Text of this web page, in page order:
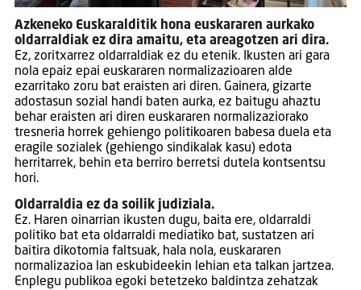
Azkeneko Euskaralditik hona euskararen aurkako
oldarraldiak ez dira amaitu, eta areagotzen ari dira.
Ez, zoritxarrez oldarraldiak ez du etenik. Ikusten ari gara
nola epaiz epai euskararen normalizazioaren alde
ezarritako zoru bat eraisten ari diren. Gainera, gizarte
adostasun sozial handi baten aurka, ez baitugu ahaztu
behar eraisten ari diren euskararen normalizaziorako
tresneria horrek gehiengo politikoaren babesa duela eta
eragile sozialek (gehiengo sindikalak kasu) edota
herritarrek, behin eta berriro berretsi dutela kontsentsu
hori.
Oldarraldia ez da soilik judiziala.
Ez. Haren oinarrian ikusten dugu, baita ere, oldarraldi
politiko bat eta oldarraldi mediatiko bat, sustatzen ari
baitira dikotomia faltsuak, hala nola, euskararen
normalizazioa lan eskubideekin lehian eta talkan jartzea.
Enplegu publikoa egoki betetzeko baldintza zehatzak